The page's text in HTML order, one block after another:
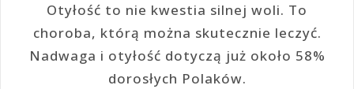
Otyłość to nie kwestia silnej woli. To
choroba, którą można skutecznie leczyć.
Nadwaga i otyłość dotyczą już około 58%
dorosłych Polaków.